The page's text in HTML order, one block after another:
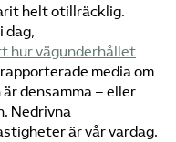
helt otillräcklig.
dag,
hur vägunderhållet
media om
densamma – eller
Nedrivna
är vår vardag.